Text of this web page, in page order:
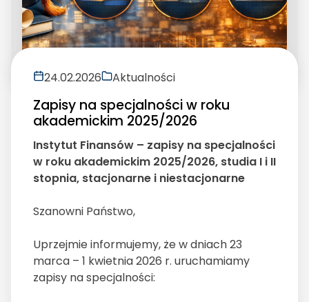
Zapisy na specjalności w roku
akademickim 2025/2026
24.02.2026 Aktualności
Instytut Finansów – zapisy na specjalności
w roku akademickim 2025/2026, studia I i II
stopnia, stacjonarne i niestacjonarne
Szanowni Państwo,
Uprzejmie informujemy, że w dniach 23
marca – 1 kwietnia 2026 r. uruchamiamy
zapisy na specjalności: